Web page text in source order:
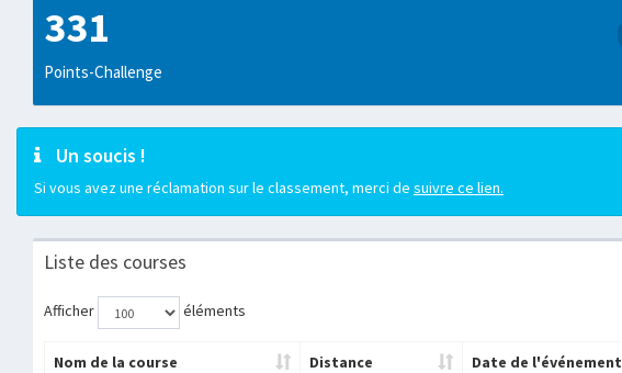
331
Points-Challenge
Un soucis !
Si vous avez une réclamation sur le classement, merci de suivre ce lien.
Liste des courses
Afficher éléments
Nom de la course Distance Date de l'événement